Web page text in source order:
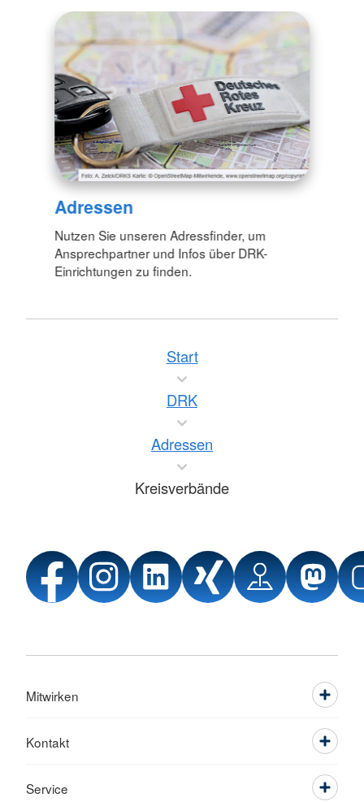
Adressen
Nutzen Sie unseren Adressfinder, um
Ansprechpartner und Infos über DRK-
Einrichtungen zu finden.
Start
DRK
Adressen
Kreisverbände
Mitwirken
Kontakt
Service